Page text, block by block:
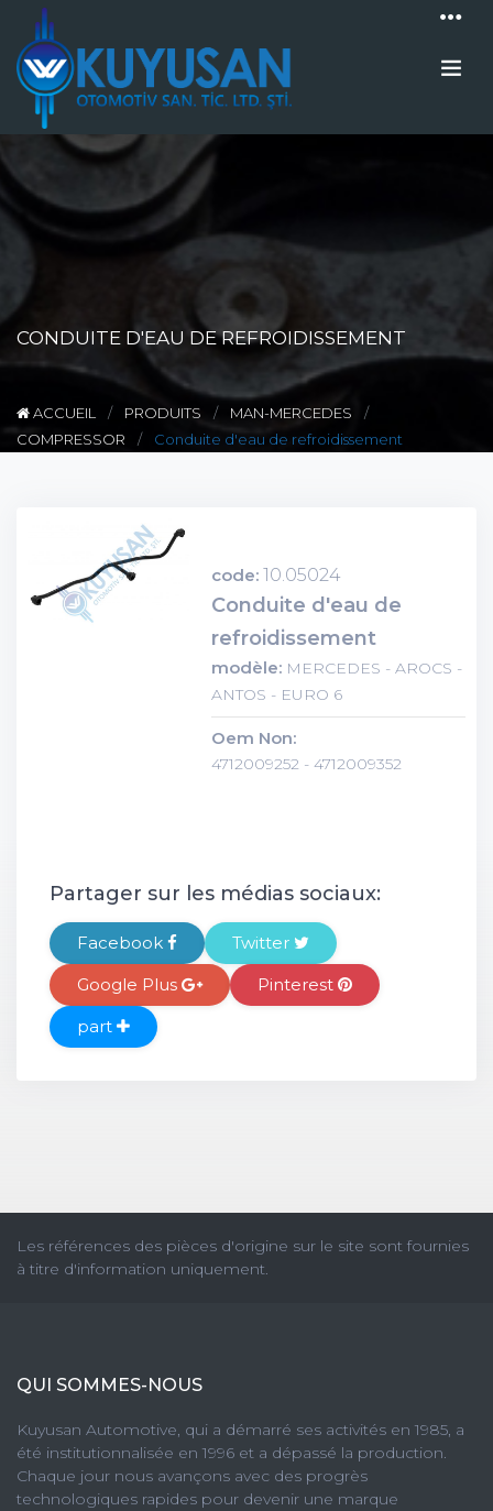
CONDUITE D'EAU DE REFROIDISSEMENT
ACCUEIL PRODUITS
MAN-MERCEDES
COMPRESSOR
Conduite d'eau de refroidissement
code: 10.05024
Conduite d'eau de
refroidissement
modèle: MERCEDES - AROCS -
ANTOS - EURO 6
Oem Non:
4712009252 - 4712009352
Partager sur les médias sociaux:
Facebook
Twitter
Google Plus
Pinterest
part
Les références des pièces d'origine sur le site sont fournies
à titre d'information uniquement.
QUI SOMMES-NOUS
Kuyusan Automotive, qui a démarré ses activités en 1985, a
été institutionnalisée en 1996 et a dépassé la production.
Chaque jour nous avançons avec des progrès
technologiques rapides pour devenir une marque